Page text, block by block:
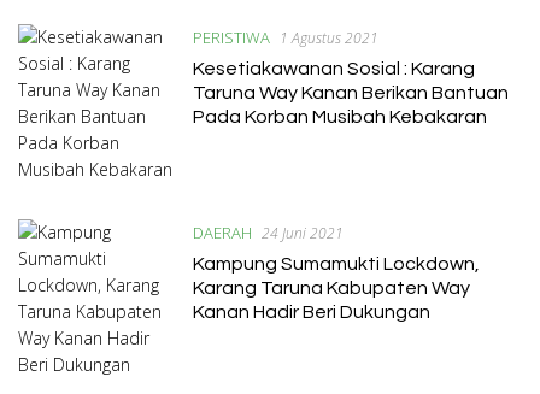
PERISTIWA 1 Agustus 2021
Kesetiakawanan Sosial : Karang
Taruna Way Kanan Berikan Bantuan
Pada Korban Musibah Kebakaran
DAERAH 24 Juni 2021
Kampung Sumamukti Lockdown,
Karang Taruna Kabupaten Way
Kanan Hadir Beri Dukungan